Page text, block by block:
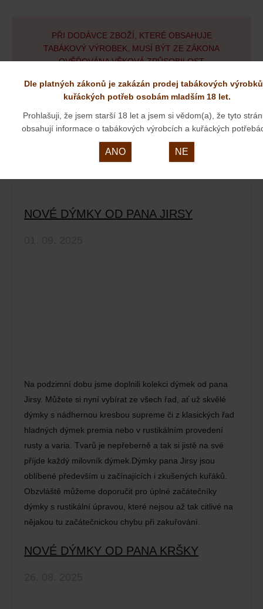
PŘI DODÁVCE ZBOŽÍ, KTERÉ OBSAHUJE
TABÁKOVÝ VÝROBEK, MUSÍ BÝT ZE ZÁKONA
OVĚŘOVÁNA VĚKOVÁ ZPŮSOBILOST
VÝROBKŮ.
zobrazit všechny aktuality
NOVÉ DÝMKY OD PANA JIRSY
Na podzimní dobu jsme doplnili kolekci dýmek od pana
Jirsy. Můžete si nyní vybírat ze všech řad, ať už skvělé
dýmky s nádhernou kresbou supreme či z klasických řad
hladných dýmek premia nebo v rustikálním provedení
rusty a varia. Tvarů je nepřeberně a tak si jistě na své
příjde každý milovník dýmek.Dýmky pana Jirsy jsou
oblíbené především u začínajících i zkušených kuřáků.
Obzvláště můžeme doporučit pro úplné začátečníky
dýmky s rustikální úpravou, které nejsou až tak citlivé na
nějakou tu začátečnickou chybu při zakuřování.
NOVÉ DÝMKY OD PANA KRŠKY
Dle platných zákonů je zakázán prodej tabákových
kuřáckých potřeb osobám mladším 18 let.
Prohlašuji, že jsem starší 18 let a jsem si vědom(a), že tyto
obsahují informace o tabákových výrobcích a kuřáckých
ANO NE